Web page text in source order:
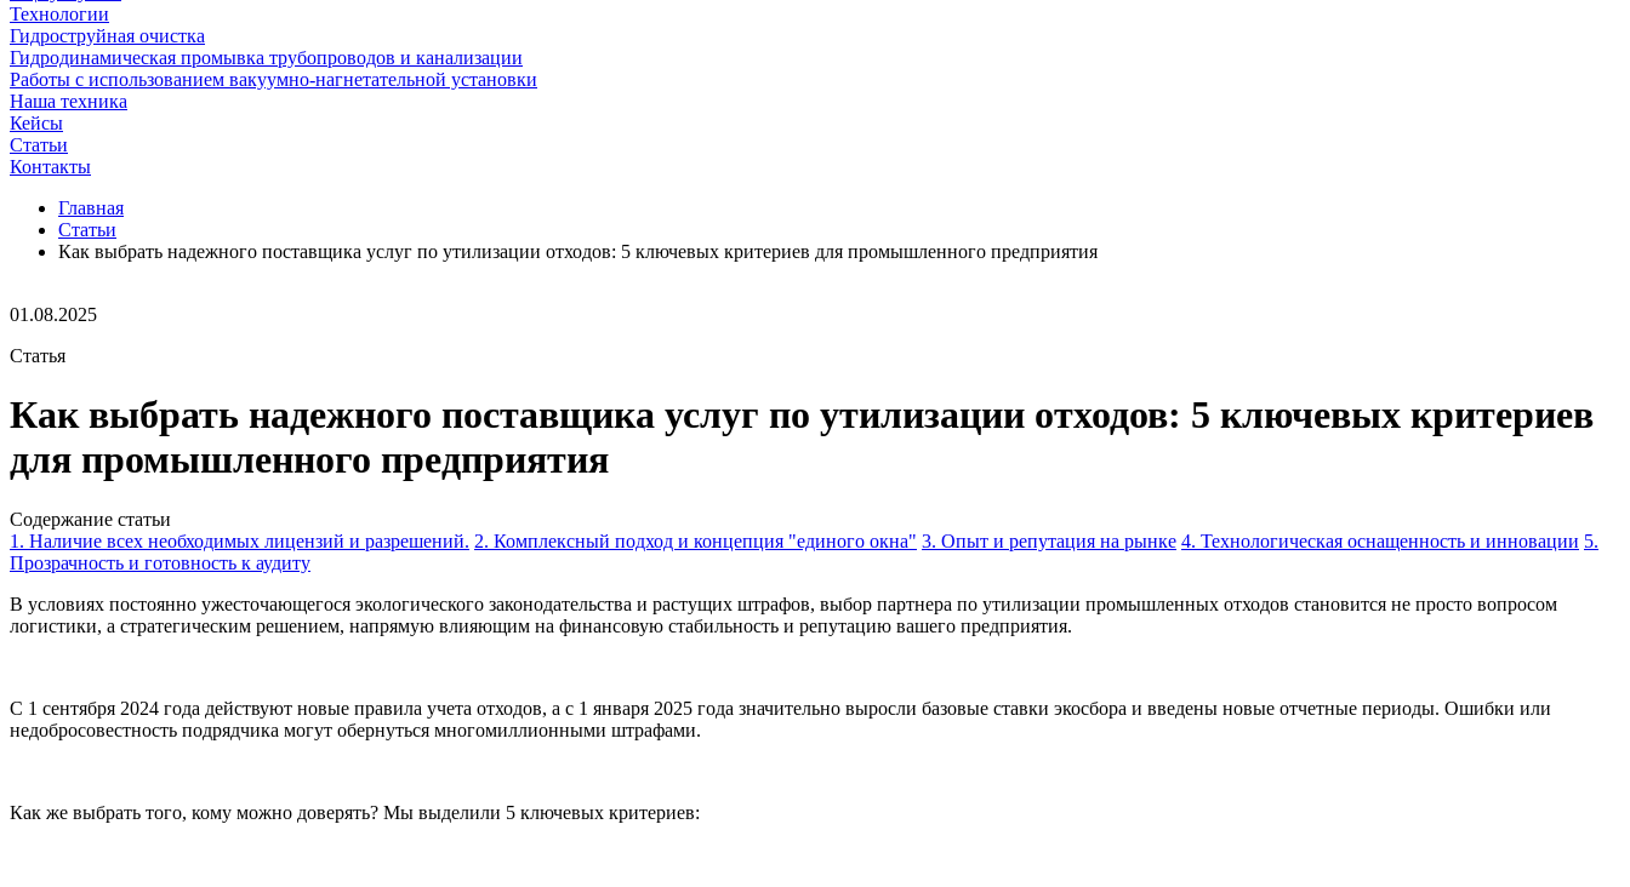
Технологии
Гидроструйная очистка
Гидродинамическая промывка трубопроводов и канализации
Работы с использованием вакуумно-нагнетательной установки
Наша техника
Кейсы
Статьи
Контакты
Главная
Статьи
Как выбрать надежного поставщика услуг по утилизации отходов: 5 ключевых критериев для промышленного предприятия
01.08.2025
Статья
Как выбрать надежного поставщика услуг по утилизации отходов: 5 ключевых критериев
для промышленного предприятия
Содержание статьи
1. Наличие всех необходимых лицензий и разрешений. 2. Комплексный подход и концепция "единого окна" 3. Опыт и репутация на рынке 4. Технологическая оснащенность и инновации 5.
Прозрачность и готовность к аудиту
В условиях постоянно ужесточающегося экологического законодательства и растущих штрафов, выбор партнера по утилизации промышленных отходов становится не просто вопросом
логистики, а стратегическим решением, напрямую влияющим на финансовую стабильность и репутацию вашего предприятия.
С 1 сентября 2024 года действуют новые правила учета отходов, а с 1 января 2025 года значительно выросли базовые ставки экосбора и введены новые отчетные периоды. Ошибки или
недобросовестность подрядчика могут обернуться многомиллионными штрафами.
Как же выбрать того, кому можно доверять? Мы выделили 5 ключевых критериев: